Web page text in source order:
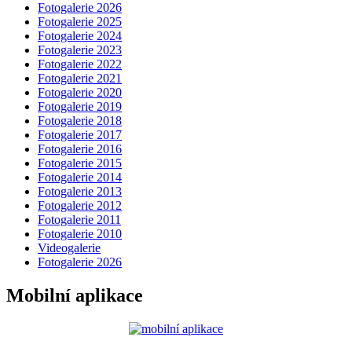
Fotogalerie 2026
Fotogalerie 2025
Fotogalerie 2024
Fotogalerie 2023
Fotogalerie 2022
Fotogalerie 2021
Fotogalerie 2020
Fotogalerie 2019
Fotogalerie 2018
Fotogalerie 2017
Fotogalerie 2016
Fotogalerie 2015
Fotogalerie 2014
Fotogalerie 2013
Fotogalerie 2012
Fotogalerie 2011
Fotogalerie 2010
Videogalerie
Fotogalerie 2026
Mobilní aplikace